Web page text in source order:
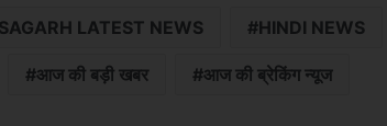
LATEST NEWS HINDI NEWS
आज की बड़ी खबर आज की ब्रेकिंग न्यूज